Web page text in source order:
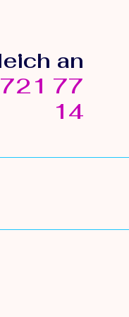
an
77
14